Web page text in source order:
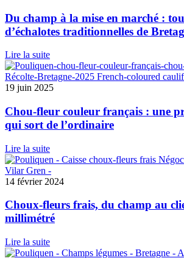
Du champ à la mise en marché :
d’échalotes traditionnelles de
Lire la suite
19 juin 2025
Chou-fleur couleur français : une
qui sort de l’ordinaire
Lire la suite
14 février 2024
Choux-fleurs frais, du champ au
millimétré
Lire la suite